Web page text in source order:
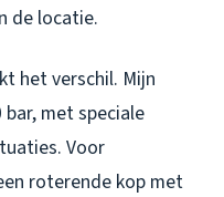
de locatie.
het verschil. Mijn
met speciale
Voor
roterende kop met